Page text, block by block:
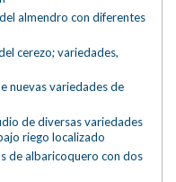
almendro con diferentes
cerezo; variedades,
nuevas variedades de
de diversas variedades
riego localizado
de albaricoquero con dos